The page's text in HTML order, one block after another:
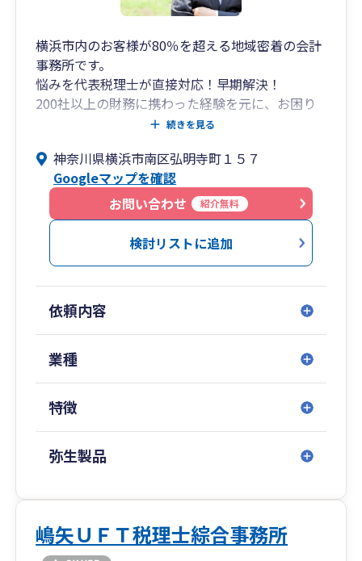
横浜市内のお客様が80％を超える地域密着の会計
事務所です。
悩みを代表税理士が直接対応！早期解決！
200社以上の財務に携わった経験を元に、お困り
ごとに素早く対応していきます。
つ情報をお届けします。
続きを見る
神奈川県横浜市南区弘明寺町１５７
Googleマップを確認
お問い合わせ
紹介無料
検討リストに追加
依頼内容
業種
特徴
弥生製品
嶋矢ＵＦＴ税理士綜合事務所